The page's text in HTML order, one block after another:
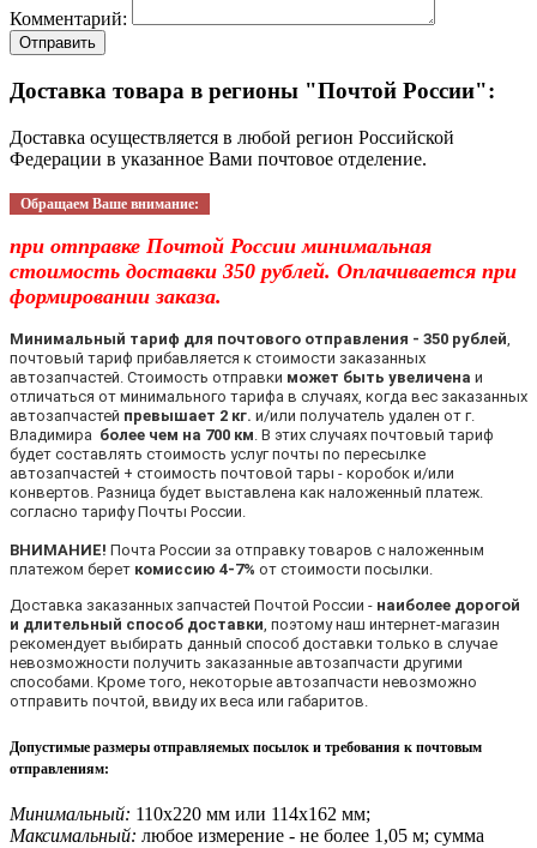
Комментарий:
Отправить
Доставка товара в регионы "Почтой России":
Доставка осуществляется в любой регион Российской
Федерации в указанное Вами почтовое отделение.
Обращаем Ваше внимание:
при отправке Почтой России минимальная
стоимость доставки 350 рублей. Оплачивается при
формировании заказа.
Минимальный тариф для почтового отправления - 350 рублей
почтовый тариф прибавляется к стоимости заказанных
автозапчастей. Стоимость отправки может быть увеличена и
отличаться от минимального тарифа в случаях, когда вес заказанных
автозапчастей превышает 2 кг. и/или получатель удален от г.
Владимира более чем на 700 км . В этих случаях почтовый тариф
будет составлять стоимость услуг почты по пересылке
автозапчастей + стоимость почтовой тары - коробок и/или
конвертов. Разница будет выставлена как наложенный платеж.
согласно тарифу Почты России.
ВНИМАНИЕ! Почта России за отправку товаров с наложенным
платежом берет комиссию 4-7% от стоимости посылки.
Доставка заказанных запчастей Почтой России - наиболее дорогой
и длительный способ доставки , поэтому наш интернет-магазин
рекомендует выбирать данный способ доставки только в случае
невозможности получить заказанные автозапчасти другими
способами. Кроме того, некоторые автозапчасти невозможно
отправить почтой, ввиду их веса или габаритов.
Допустимые размеры отправляемых посылок и требования к почтовым
отправлениям:
Минимальный: 110х220 мм или 114х162 мм;
Максимальный: любое измерение - не более 1,05 м; сумма